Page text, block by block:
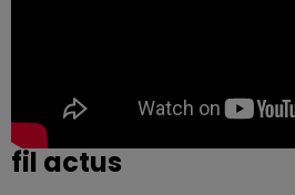
fil actus